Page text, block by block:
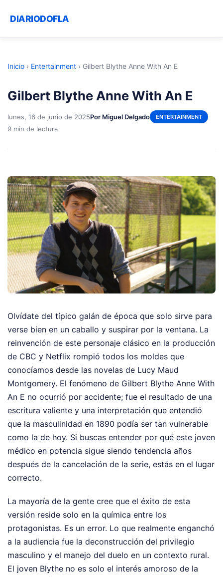
DIARIODOFLA
Inicio › Entertainment › Gilbert Blythe Anne With An E
Gilbert Blythe Anne With An E
lunes, 16 de junio de 2025Por Miguel Delgado ENTERTAINMENT
9 min de lectura
Olvídate del típico galán de época que solo sirve para
verse bien en un caballo y suspirar por la ventana. La
reinvención de este personaje clásico en la producción
de CBC y Netflix rompió todos los moldes que
conocíamos desde las novelas de Lucy Maud
Montgomery. El fenómeno de Gilbert Blythe Anne With
An E no ocurrió por accidente; fue el resultado de una
escritura valiente y una interpretación que entendió
que la masculinidad en 1890 podía ser tan vulnerable
como la de hoy. Si buscas entender por qué este joven
médico en potencia sigue siendo tendencia años
después de la cancelación de la serie, estás en el lugar
correcto.
La mayoría de la gente cree que el éxito de esta
versión reside solo en la química entre los
protagonistas. Es un error. Lo que realmente enganchó
a la audiencia fue la deconstrucción del privilegio
masculino y el manejo del duelo en un contexto rural.
El joven Blythe no es solo el interés amoroso de la